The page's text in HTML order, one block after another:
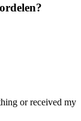
or received my